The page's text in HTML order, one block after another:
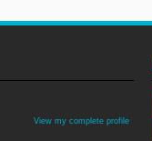
View my complete profile